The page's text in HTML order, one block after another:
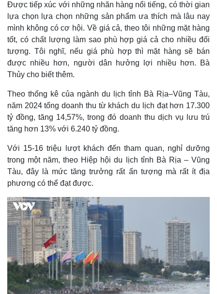
Thế giới
Quan sát
Hồ sơ
Multimedia
E-Magazine
Infographic
Được tiếp xúc với những nhãn hàng nổi tiếng, có thời gian
lựa chọn lựa chọn những sản phẩm ưa thích mà lâu nay
mình không có cơ hội. Về giá cả, theo tôi những mặt hàng
tốt, có chất lượng làm sao phù hợp giá cả cho nhiều đối
tượng. Tôi nghĩ, nếu giá phù hợp thì mặt hàng sẽ bán
được nhiều hơn, người dân hưởng lợi nhiều hơn. Bà
Thủy cho biết thêm.
Theo thống kê của ngành du lịch tỉnh Bà Rịa–Vũng Tàu,
năm 2024 tổng doanh thu từ khách du lịch đạt hơn 17.300
tỷ đồng, tăng 14,57%, trong đó doanh thu dịch vụ lưu trú
tăng hơn 13% với 6.240 tỷ đồng.
Với 15-16 triệu lượt khách đến tham quan, nghỉ dưỡng
trong một năm, theo Hiệp hội du lịch tỉnh Bà Rịa – Vũng
Tàu, đây là mức tăng trưởng rất ấn tượng mà rất ít địa
phương có thể đạt được.